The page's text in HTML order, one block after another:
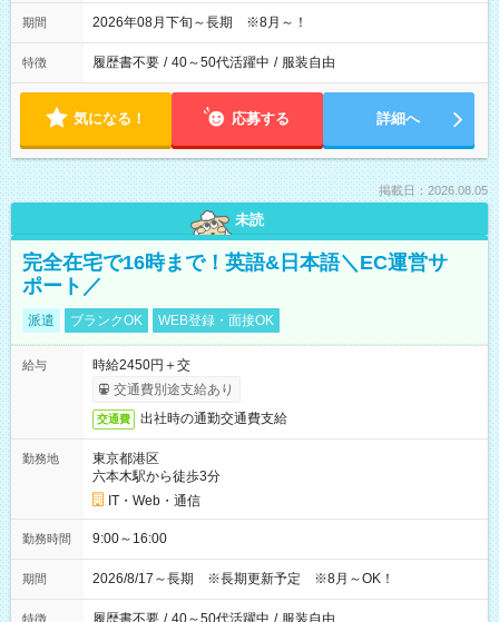
期間 2026年08月下旬～長期 ※8月～！
特徴 履歴書不要 / 40～50代活躍中 / 服装自由
気になる！ 応募する 詳細へ
掲載日：2026.08.05
未読
完全在宅で16時まで！英語&日本語＼EC運営サ
ポート／
派遣 ブランクOK WEB登録・面接OK
給与
時給2450円＋交
交通費別途支給あり
交通費 出社時の通勤交通費支給
勤務地
東京都港区
六本木駅から徒歩3分
IT・Web・通信
勤務時間 9:00～16:00
期間 2026/8/17～長期 ※長期更新予定 ※8月～OK！
特徴 履歴書不要 / 40～50代活躍中 / 服装自由